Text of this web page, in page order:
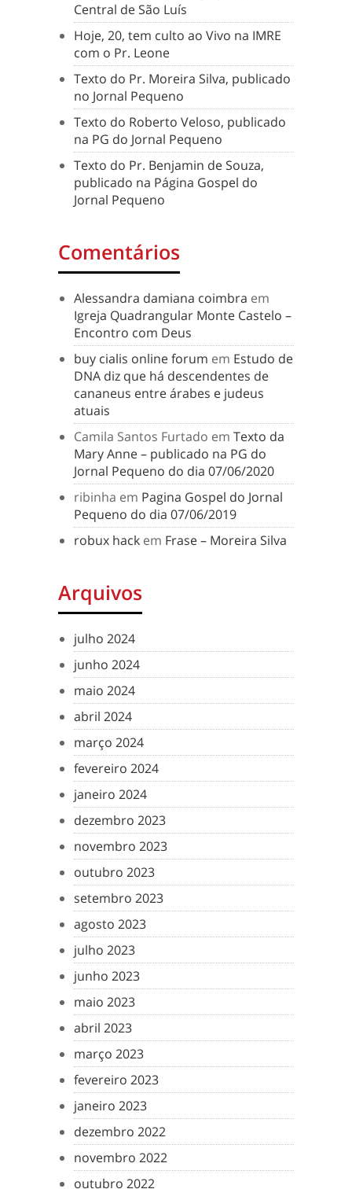
Central de São Luís
Hoje, 20, tem culto ao Vivo na IMRE
com o Pr. Leone
Texto do Pr. Moreira Silva, publicado
no Jornal Pequeno
Texto do Roberto Veloso, publicado
na PG do Jornal Pequeno
Texto do Pr. Benjamin de Souza,
publicado na Página Gospel do
Jornal Pequeno
Comentários
Alessandra damiana coimbra em
Igreja Quadrangular Monte Castelo –
Encontro com Deus
buy cialis online forum em Estudo de
DNA diz que há descendentes de
cananeus entre árabes e judeus
atuais
Camila Santos Furtado em Texto da
Mary Anne – publicado na PG do
Jornal Pequeno do dia 07/06/2020
ribinha em Pagina Gospel do Jornal
Pequeno do dia 07/06/2019
robux hack em Frase – Moreira Silva
Arquivos
julho 2024
junho 2024
maio 2024
abril 2024
março 2024
fevereiro 2024
janeiro 2024
dezembro 2023
novembro 2023
outubro 2023
setembro 2023
agosto 2023
julho 2023
junho 2023
maio 2023
abril 2023
março 2023
fevereiro 2023
janeiro 2023
dezembro 2022
novembro 2022
outubro 2022